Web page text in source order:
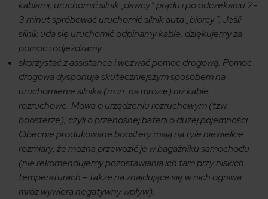
kablami, uruchomić silnik „dawcy” prądu i po odczekaniu 2-
3 minut spróbować uruchomić silnik auta „biorcy”. Jeśli
silnik uda się uruchomić odpinamy kable, dziękujemy za
pomoc i odjeżdżamy
skorzystać z assistance i wezwać pomoc drogową. Pomoc
drogowa dysponuje skuteczniejszym sposobem na
uruchomienie silnika (m.in. na mrozie) niż kable
rozruchowe. Mowa o urządzeniu rozruchowym (tzw.
boosterze), czyli o przenośnej baterii o dużej pojemności.
Obecnie produkowane boostery mają na tyle niewielkie
rozmiary, że można przewozić je w bagażniku samochodu
(nie rekomendujemy pozostawiania ich tam przy niskich
temperaturach – także na znajdujące się w nich ogniwa
mróz wywiera negatywny wpływ).